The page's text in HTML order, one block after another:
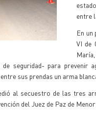
entre
En
VI de
seguridad- para prevenir
sus prendas un arma
al secuestro de las tres
del Juez de Paz de